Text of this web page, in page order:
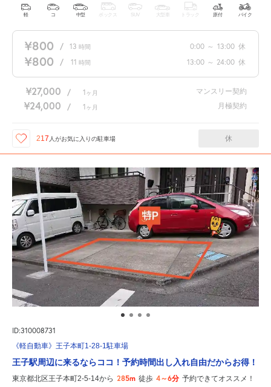
軽 コ 中型 ボックス SUV 大型車 トラック 原付 バイク
¥800 / 13 時間 0:00 ～ 13:00 休
¥800 / 11 時間 13:00 ～ 24:00 休
¥27,000 / 1 ヶ月 マンスリー契約
¥24,000 / 1 ヶ月 月極契約
217 人がお気に入りの駐車場 休
ID:310008731
《軽自動車》王子本町1-28-1駐車場
王子駅周辺に来るならココ！予約時間出し入れ自由だからお得！
東京都北区王子本町2-5-14から 285m 徒歩 4～6分 予約できてオススメ！